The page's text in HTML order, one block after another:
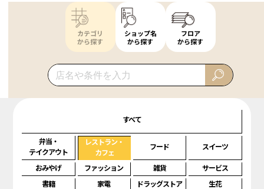
カテゴリ
から探す
ショップ名
から探す
フロア
から探す
すべて
弁当・
テイクアウト
レストラン・
カフェ
フード スイーツ
おみやげ ファッション 雑貨
サービス
書籍
家電 ドラッグストア 生花